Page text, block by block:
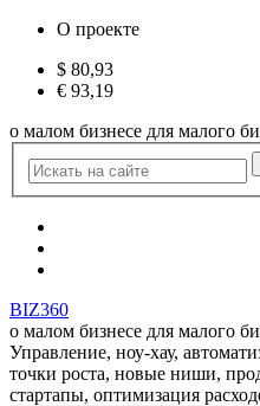
О проекте
$ 80,93
€ 93,19
о малом бизнесе для малого
BIZ360
о малом бизнесе для малого
Управление, ноу-хау,
точки роста, новые ниши,
стартапы, оптимизация